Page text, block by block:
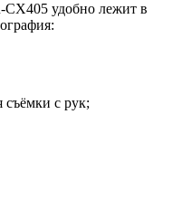
удобно лежит в
съёмки с рук;